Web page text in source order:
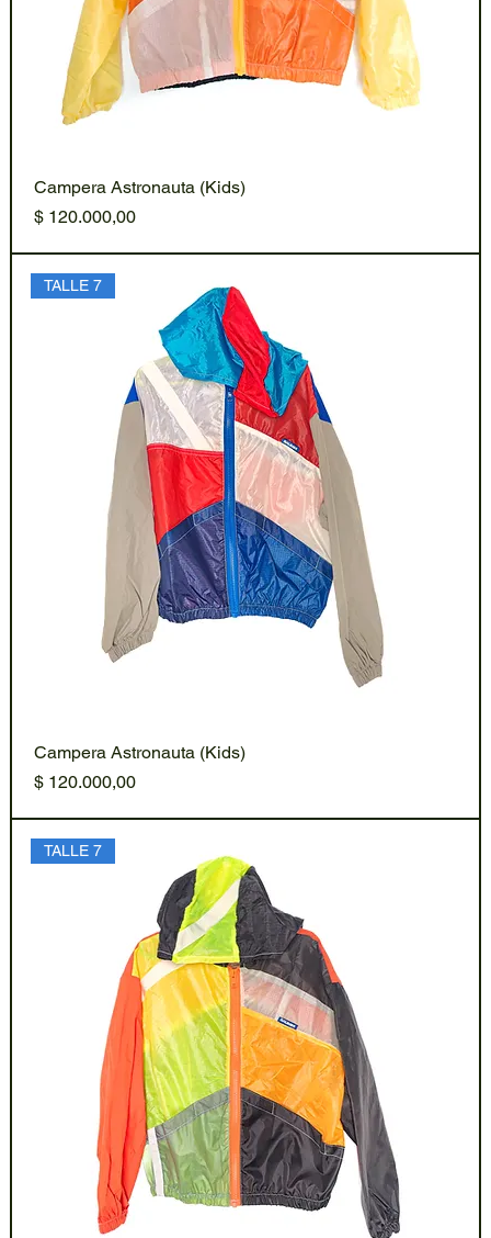
Campera Astronauta (Kids)
Precio
$ 120.000,00
TALLE 7
Campera Astronauta (Kids)
Precio
$ 120.000,00
TALLE 7